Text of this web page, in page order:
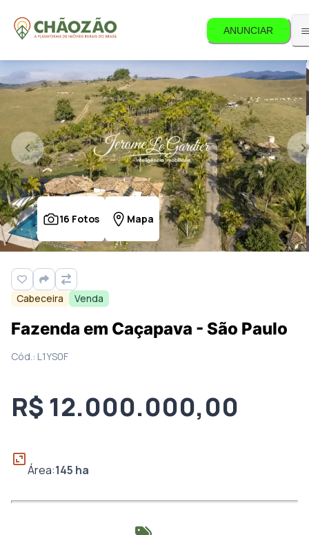
ANUNCIAR
16 Fotos Mapa
Cabeceira Venda
Fazenda em Caçapava - São Paulo
Cód.: L1YS0F
R$ 12.000.000,00
Área:145 ha